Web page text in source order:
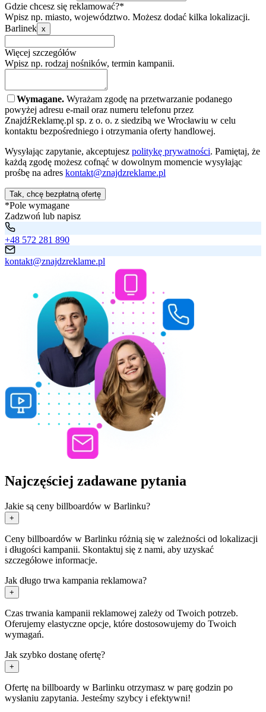
Gdzie chcesz się reklamować?*
Wpisz np. miasto, województwo. Możesz dodać kilka lokalizacji.
Barlinek x
Więcej szczegółów
Wpisz np. rodzaj nośników, termin kampanii.
Wymagane. Wyrażam zgodę na przetwarzanie podanego
powyżej adresu e-mail oraz numeru telefonu przez
ZnajdźReklamę.pl sp. z o. o. z siedzibą we Wrocławiu w celu
kontaktu bezpośredniego i otrzymania oferty handlowej.
Wysyłając zapytanie, akceptujesz politykę prywatności. Pamiętaj, że
każdą zgodę możesz cofnąć w dowolnym momencie wysyłając
prośbę na adres kontakt@znajdzreklame.pl
Tak, chcę bezpłatną ofertę
*Pole wymagane
Zadzwoń lub napisz
+48 572 281 890
kontakt@znajdzreklame.pl
Najczęściej zadawane pytania
Jakie są ceny billboardów w Barlinku?
+
Ceny billboardów w Barlinku różnią się w zależności od lokalizacji
i długości kampanii. Skontaktuj się z nami, aby uzyskać
szczegółowe informacje.
Jak długo trwa kampania reklamowa?
+
Czas trwania kampanii reklamowej zależy od Twoich potrzeb.
Oferujemy elastyczne opcje, które dostosowujemy do Twoich
wymagań.
Jak szybko dostanę ofertę?
+
Ofertę na billboardy w Barlinku otrzymasz w parę godzin po
wysłaniu zapytania. Jesteśmy szybcy i efektywni!